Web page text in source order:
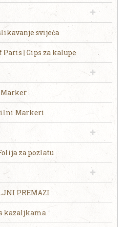
svijeća
Paris | Gips za kalupe
Marker
Markeri
za pozlatu
PREMAZI
kazaljkama